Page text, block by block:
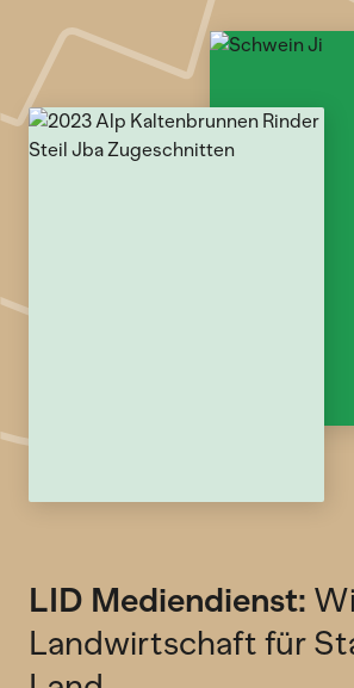
LID Mediendienst:
Landwirtschaft für